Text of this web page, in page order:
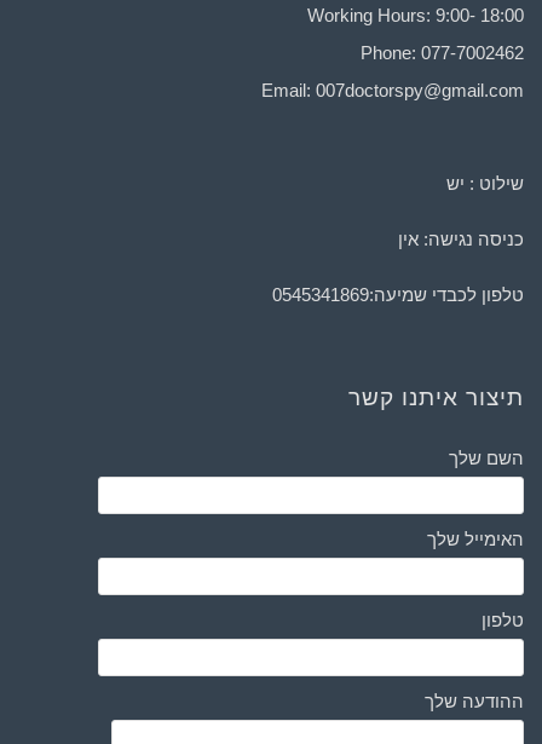
Working Hours: 9:00- 18:00
Phone: 077-7002462
Email: 007doctorspy@gmail.com
שילוט : יש
כניסה נגישה: אין
טלפון לכבדי שמיעה:0545341869
תיצור איתנו קשר
השם שלך
האימייל שלך
טלפון
ההודעה שלך